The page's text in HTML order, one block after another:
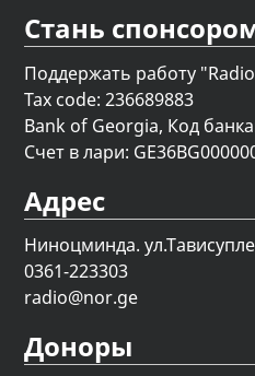
Стань
Поддержать работу "Radio
Tax code: 236689883
Bank of Georgia, Код
Счет в лари:
Адрес
Ниноцминда.
0361-223303
radio@nor.ge
Доноры